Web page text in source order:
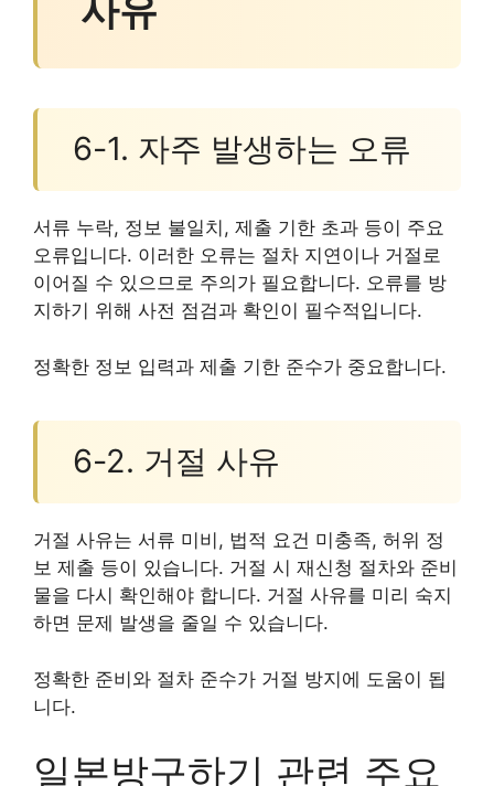
사유
6-1. 자주 발생하는 오류
서류 누락, 정보 불일치, 제출 기한 초과 등이 주요
오류입니다. 이러한 오류는 절차 지연이나 거절로
이어질 수 있으므로 주의가 필요합니다. 오류를 방
지하기 위해 사전 점검과 확인이 필수적입니다.
정확한 정보 입력과 제출 기한 준수가 중요합니다.
6-2. 거절 사유
거절 사유는 서류 미비, 법적 요건 미충족, 허위 정
보 제출 등이 있습니다. 거절 시 재신청 절차와 준비
물을 다시 확인해야 합니다. 거절 사유를 미리 숙지
하면 문제 발생을 줄일 수 있습니다.
정확한 준비와 절차 준수가 거절 방지에 도움이 됩
니다.
일본방구하기 관련 주요